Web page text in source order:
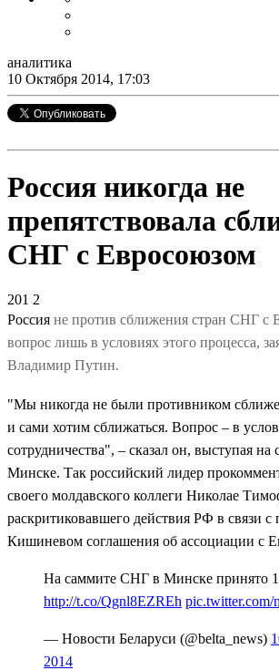
аналитика
10 Октября 2014, 17:03
Россия никогда не
препятствовала
СНГ с Евросоюзом
201 2
Россия не против сближения стран СНГ с
вопрос лишь в условиях этого процесса,
Владимир Путин.
"Мы никогда не были противником
и сами хотим сближаться. Вопрос – в
сотрудничества", – сказал он, выступая
Минске. Так российский лидер
своего молдавского коллеги Николае
раскритиковавшего действия РФ в связи с
Кишиневом соглашения об ассоциации с
На саммите СНГ в Минске принято
http://t.co/Qgnl8EZREh pic.twitter.com/
— Новости Беларуси (@belta_news)
2014